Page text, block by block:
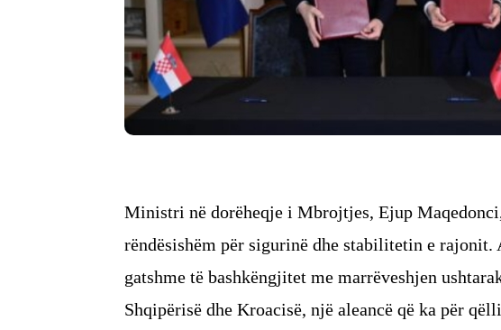
Ministri në dorëheqje i Mbrojtjes, Ejup
rëndësishëm për sigurinë dhe stabilitetin e
gatshme të bashkëngjitet me marrëveshjen
Shqipërisë dhe Kroacisë, një aleancë që ka për